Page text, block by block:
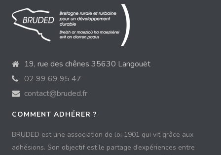
19, rue des chênes 35630 Langouët
02 99 69 95 47
contact@bruded.fr
COMMENT ADHÉRER ?
BRUDED est une association de loi 1901 qui vit grâce aux
adhésions. Son objectif est le partage d’expériences entre